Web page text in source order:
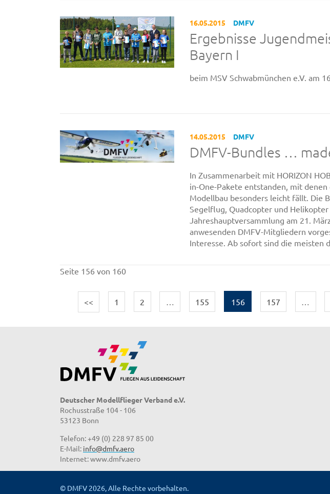
16.05.2015 DMFV
Ergebnisse
Bayern I
beim MSV Schwabmünchen e.V. am
14.05.2015 DMFV
DMFV-Bundles …
In Zusammenarbeit mit HORIZON
in-One-Pakete entstanden, mit
Modellbau besonders leicht fällt. Die
Segelflug, Quadcopter und
Jahreshauptversammlung am 21.
anwesenden DMFV-Mitgliedern
Interesse. Ab sofort sind die meisten
Seite 156 von 160
<< 1 2 155 156 157
Deutscher Modellflieger Verband e.V.
Rochusstraße 104 - 106
53123 Bonn
Telefon: +49 (0) 228 97 85 00
E-Mail: info@dmfv.aero
Internet: www.dmfv.aero
© DMFV 2026, Alle Rechte vorbehalten.